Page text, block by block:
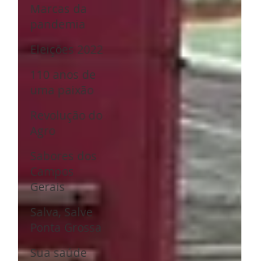
Marcas da
pandemia
Eleições 2022
110 anos de
uma paixão
Revolução do
Agro
Sabores dos
Campos
Gerais
Salva, Salve
Ponta Grossa
Sua saúde